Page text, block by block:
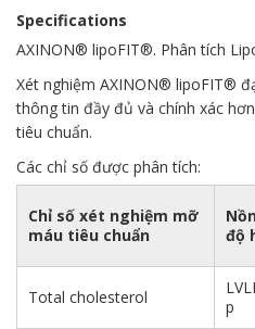
Specifications
AXINON® lipoFIT®. Phân tích
Xét nghiệm AXINON® lipoFIT®
thông tin đầy đủ và chính xác
tiêu chuẩn.
Các chỉ số được phân tích:
Chỉ số xét nghiệm mỡ
máu tiêu chuẩn
độ
Total cholesterol
p